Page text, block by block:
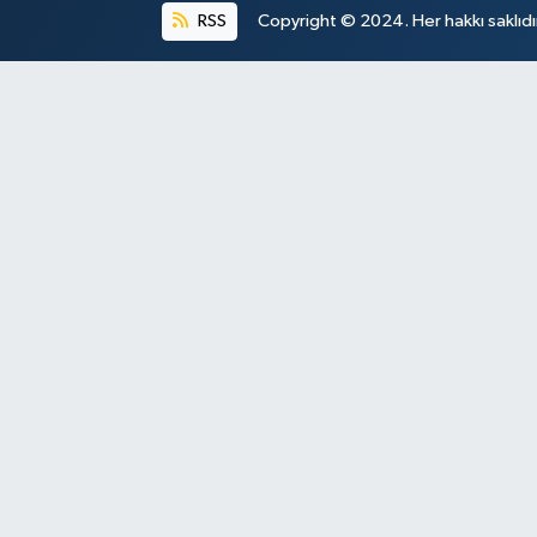
RSS Copyright © 2024. Her hakkı